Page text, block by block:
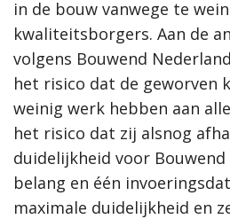
in de bouw vanwege te
kwaliteitsborgers. Aan de
volgens Bouwend
het risico dat de geworven
weinig werk hebben aan
het risico dat zij alsnog
duidelijkheid voor Bouwend
belang en één
maximale duidelijkheid en